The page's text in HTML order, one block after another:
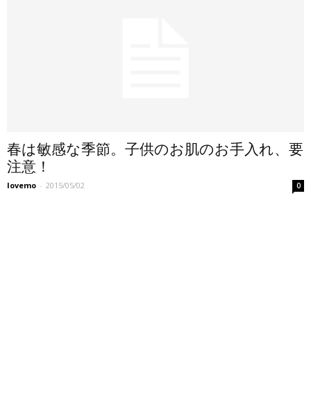
春は敏感な季節。子供のお肌のお手入れ、要
注意！
lovemo - 2015/05/02 0